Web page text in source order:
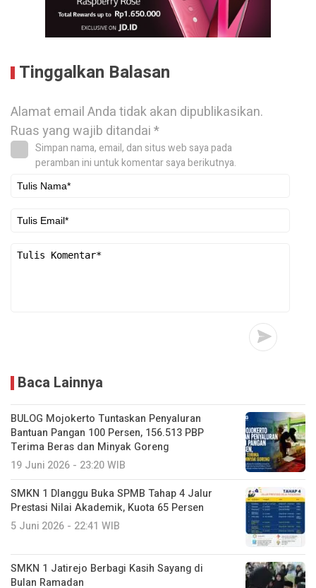
Tinggalkan Balasan
Alamat email Anda tidak akan dipublikasikan.
Ruas yang wajib ditandai*
Simpan nama, email, dan situs web saya pada
peramban ini untuk komentar saya berikutnya.
Baca Lainnya
BULOG Mojokerto Tuntaskan Penyaluran
Bantuan Pangan 100 Persen, 156.513 PBP
Terima Beras dan Minyak Goreng
19 Juni 2026 - 23:20 WIB
SMKN 1 Dlanggu Buka SPMB Tahap 4 Jalur
Prestasi Nilai Akademik, Kuota 65 Persen
5 Juni 2026 - 22:41 WIB
SMKN 1 Jatirejo Berbagi Kasih Sayang di
Bulan Ramadan